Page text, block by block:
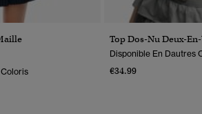
Top Dos-Nu Deux-
Disponible En Dautres
€34.99